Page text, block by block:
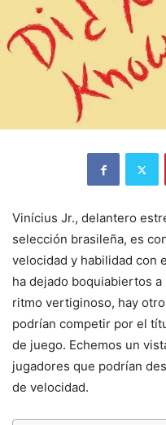
Vinícius Jr., delantero
selección brasileña, es
velocidad y habilidad con
ha dejado boquiabiertos
ritmo vertiginoso, hay
podrían competir por el
de juego. Echemos un
jugadores que podrían
de velocidad.